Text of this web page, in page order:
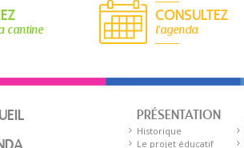
cantine
CONSULTEZ
l'agenda
PRÉSENTATION
Historique
Le projet éducatif